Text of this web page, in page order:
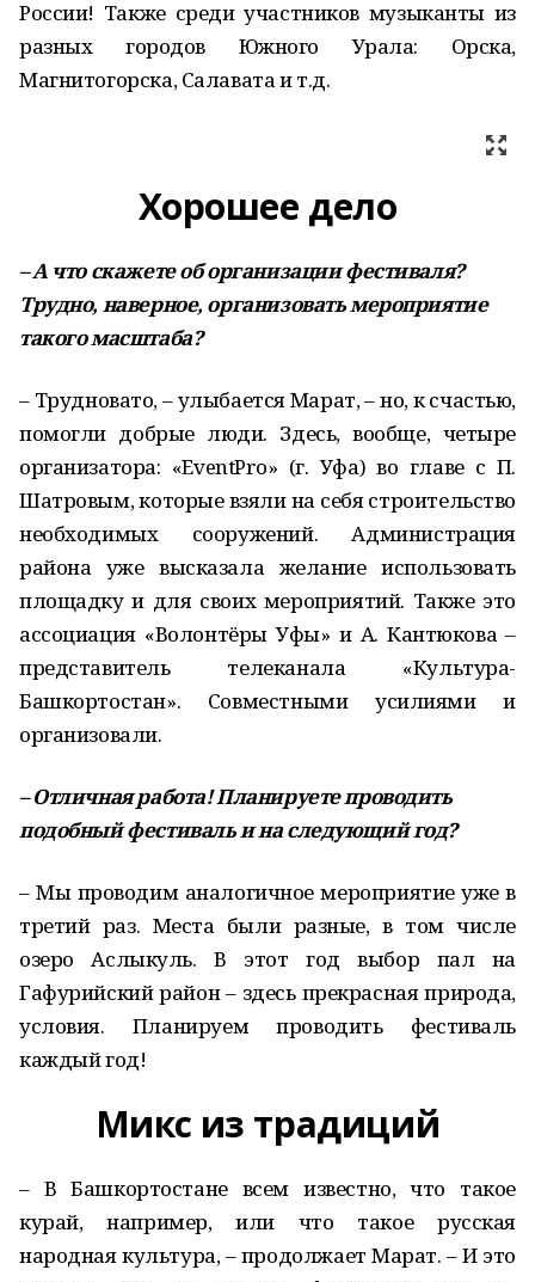
России! Также среди участников музыканты из
разных городов Южного Урала: Орска,
Магнитогорска, Салавата и т.д.
Хорошее дело
– А что скажете об организации фестиваля?
Трудно, наверное, организовать мероприятие
такого масштаба?
– Трудновато, – улыбается Марат, – но, к счастью,
помогли добрые люди. Здесь, вообще, четыре
организатора: «EventPro» (г. Уфа) во главе с П.
Шатровым, которые взяли на себя строительство
необходимых сооружений. Администрация
района уже высказала желание использовать
площадку и для своих мероприятий. Также это
ассоциация «Волонтёры Уфы» и А. Кантюкова –
представитель телеканала «Культура-
Башкортостан». Совместными усилиями и
организовали.
– Отличная работа! Планируете проводить
подобный фестиваль и на следующий год?
– Мы проводим аналогичное мероприятие уже в
третий раз. Места были разные, в том числе
озеро Аслыкуль. В этот год выбор пал на
Гафурийский район – здесь прекрасная природа,
условия. Планируем проводить фестиваль
каждый год!
Микс из традиций
– В Башкортостане всем известно, что такое
курай, например, или что такое русская
народная культура, – продолжает Марат. – И это